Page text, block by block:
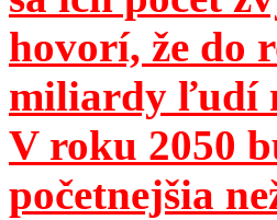
hovorí, že do
miliardy ľudí
V roku 2050
početnejšia